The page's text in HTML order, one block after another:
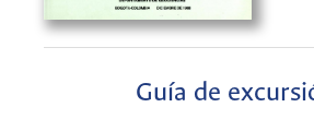
Guía de